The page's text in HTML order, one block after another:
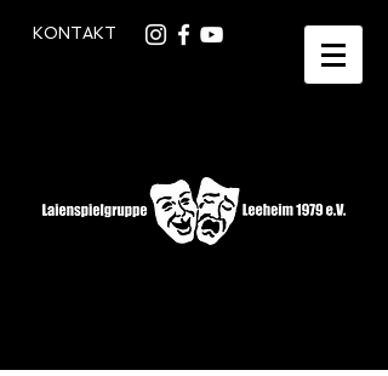
KONTAKT